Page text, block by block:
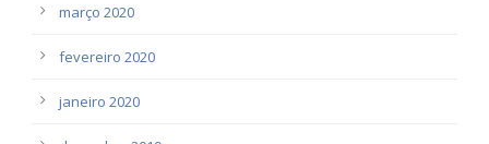
março 2020
fevereiro 2020
janeiro 2020